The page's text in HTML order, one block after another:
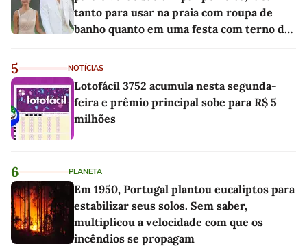
tanto para usar na praia com roupa de
banho quanto em uma festa com terno de
5 NOTÍCIAS
Lotofácil 3752 acumula nesta segunda-
feira e prêmio principal sobe para R$ 5
milhões
6 PLANETA
Em 1950, Portugal plantou eucaliptos para
estabilizar seus solos. Sem saber,
multiplicou a velocidade com que os
incêndios se propagam